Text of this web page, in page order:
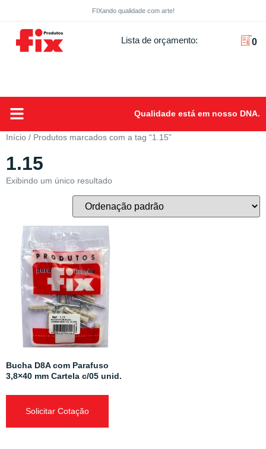
FIXando qualidade com arte!
Lista de orçamento: 0
Qualidade está em nosso DNA.
Início / Produtos marcados com a tag “1.15”
1.15
Exibindo um único resultado
Bucha D8A com Parafuso
3,8×40 mm Cartela c/05 unid.
Solicitar Cotação